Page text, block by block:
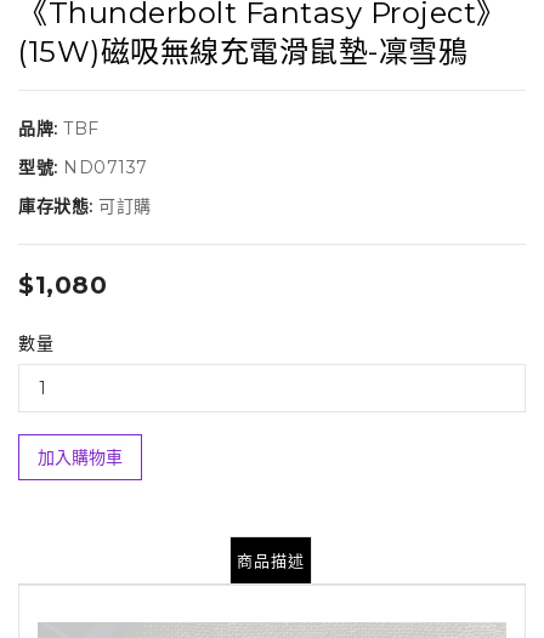
《Thunderbolt Fantasy Project》
(15W)磁吸無線充電滑鼠墊-凜雪鴉
品牌: TBF
型號: ND07137
庫存狀態: 可訂購
$1,080
數量
加入購物車
商品描述